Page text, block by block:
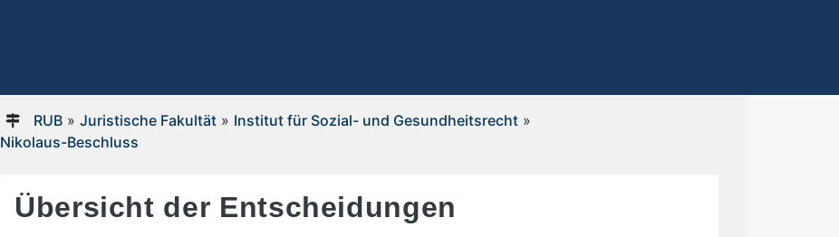
RUB» Juristische Fakultät» Institut für Sozial- und Gesundheitsrecht»
Nikolaus-Beschluss
Übersicht der Entscheidungen